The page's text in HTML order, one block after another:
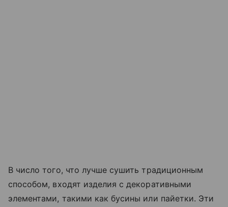
В число того, что лучше сушить традиционным
способом, входят изделия с декоративными
элементами, такими как бусины или пайетки. Эти